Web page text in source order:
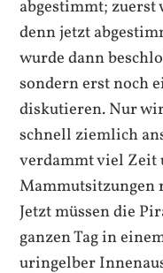
abgestimmt;
denn jetzt
wurde dann
sondern erst noch
diskutieren. Nur
schnell ziemlich
verdammt viel Zeit
Mammutsitzungen
Jetzt müssen die
ganzen Tag in
uringelber